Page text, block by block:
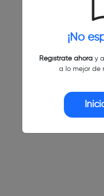
¡No
Regístrate ahoray
a lo mejor de